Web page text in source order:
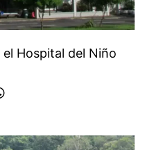
Hospital del Niño